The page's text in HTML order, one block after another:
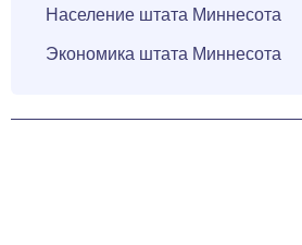
Население штата Миннесота
Экономика штата Миннесота